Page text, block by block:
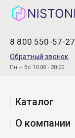
8 800 550-57-27
Обратный звонок
Пн – Вс 10:00 - 20:00
Каталог
О компании